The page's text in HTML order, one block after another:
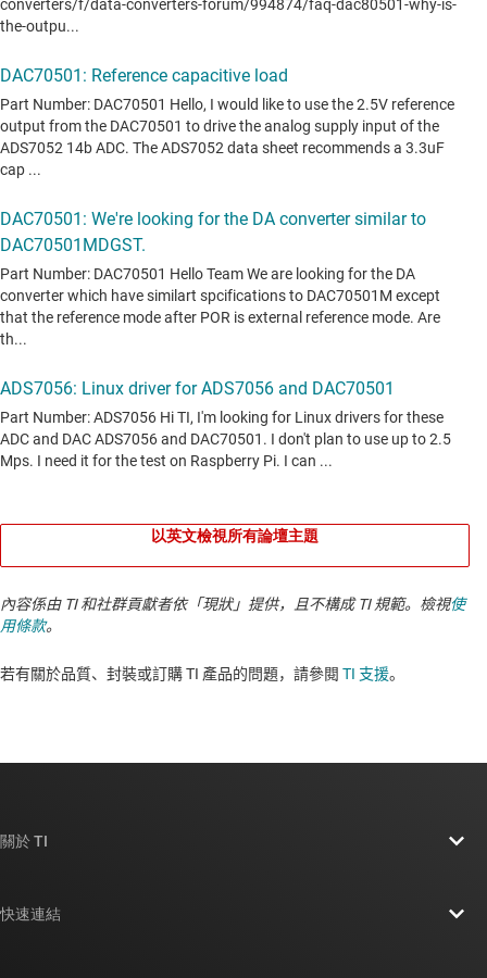
以英文檢視所有論壇主題
內容係由 TI 和社群貢獻者依「現狀」提供，且不構成 TI 規範。檢視使
用條款。
若有關於品質、封裝或訂購 TI 產品的問題，請參閱 TI 支援。​​​​​​​​​​​​​​
關於 TI
快速連結